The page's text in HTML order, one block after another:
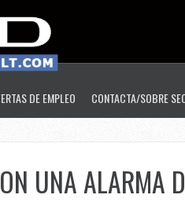
DE EMPLEO CONTACTA/SOBRE
UNA ALARMA